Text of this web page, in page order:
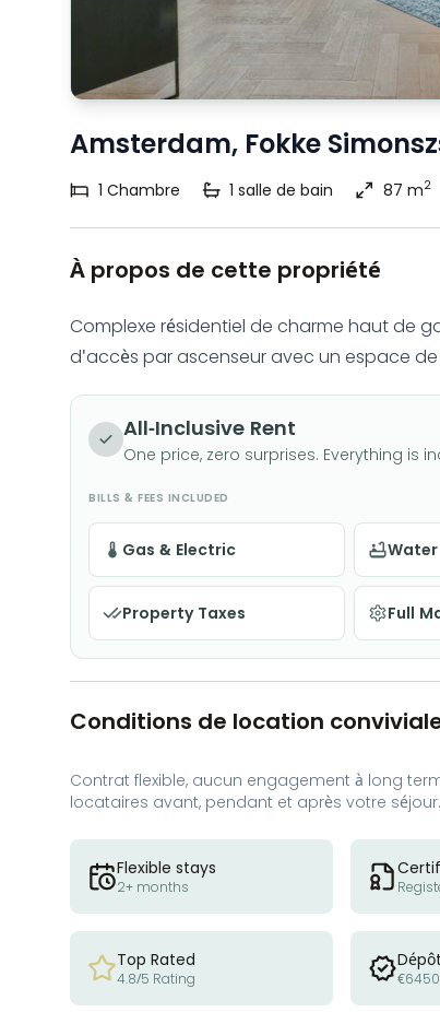
Amsterdam, Fokke
1 Chambre 1 salle de bain 87 m2
À propos de cette propriété
Complexe résidentiel de charme haut de
d'accès par ascenseur avec un espace
All-Inclusive Rent
One price, zero surprises. Everything is
BILLS & FEES INCLUDED
Gas & Electric Water
Property Taxes Full
Conditions de location
Contrat flexible, aucun engagement à long
locataires avant, pendant et après votre séjour.
Flexible stays
2+ months
Top Rated
4.8/5 Rating €6450